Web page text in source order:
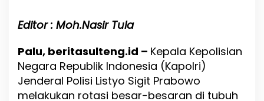
d
J
a
r
Editor : Moh.Nasir Tula
Palu, beritasulteng.id – Kepala Kepolisian
Negara Republik Indonesia (Kapolri)
Jenderal Polisi Listyo Sigit Prabowo
melakukan rotasi besar-besaran di tubuh